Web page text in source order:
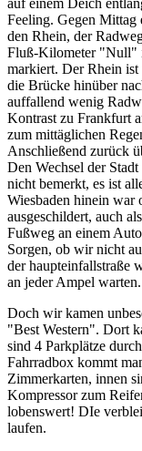
Feeling. Gegen Mittag
den Rhein, der
Fluß-Kilometer "Null"
markiert. Der Rhein
die Brücke hinüber
auffallend wenig
Kontrast zu Frankfurt
zum mittäglichen
Anschließend zurück
Den Wechsel der
nicht bemerkt, es ist
Wiesbaden hinein
ausgeschildert, auch
Fußweg an einem
Sorgen, ob wir nicht
der haupteinfallstraße
an jeder Ampel warten.
Doch wir kamen
"Best Western". Dort
sind 4 Parkplätze
Fahrradbox kommt
Zimmerkarten, innen
Kompressor zum
lobenswert! DIe
laufen.